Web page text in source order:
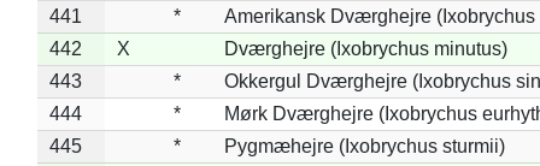
441
*
Amerikansk Dværghejre (Ixobrychus
442
X
Dværghejre (Ixobrychus minutus)
443
*
Okkergul Dværghejre (Ixobrychus
444
*
Mørk Dværghejre (Ixobrychus
445
*
Pygmæhejre (Ixobrychus sturmii)